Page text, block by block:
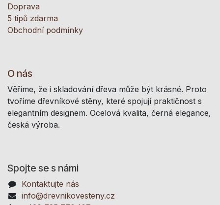
Doprava
5 tipů zdarma
Obchodní podmínky
O nás
Věříme, že i skladování dřeva může být krásné. Proto
tvoříme dřevníkové stěny, které spojují praktičnost s
elegantním designem. Ocelová kvalita, černá elegance,
česká výroba.
Spojte se s námi
Kontaktujte nás
info@drevnikovesteny.cz